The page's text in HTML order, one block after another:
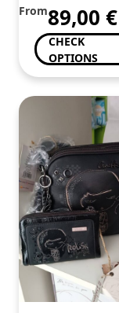
Lda.:
From89,00 €
CHECK
OPTIONS